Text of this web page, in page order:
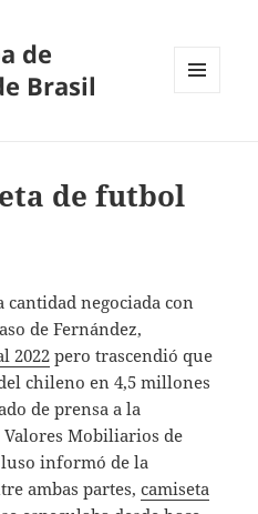
de
Brasil
de futbol
negociada con
de Fernández,
2022 pero trascendió que
chileno en 4,5 millones
de prensa a la
Mobiliarios de
informó de la
ambas partes,camiseta